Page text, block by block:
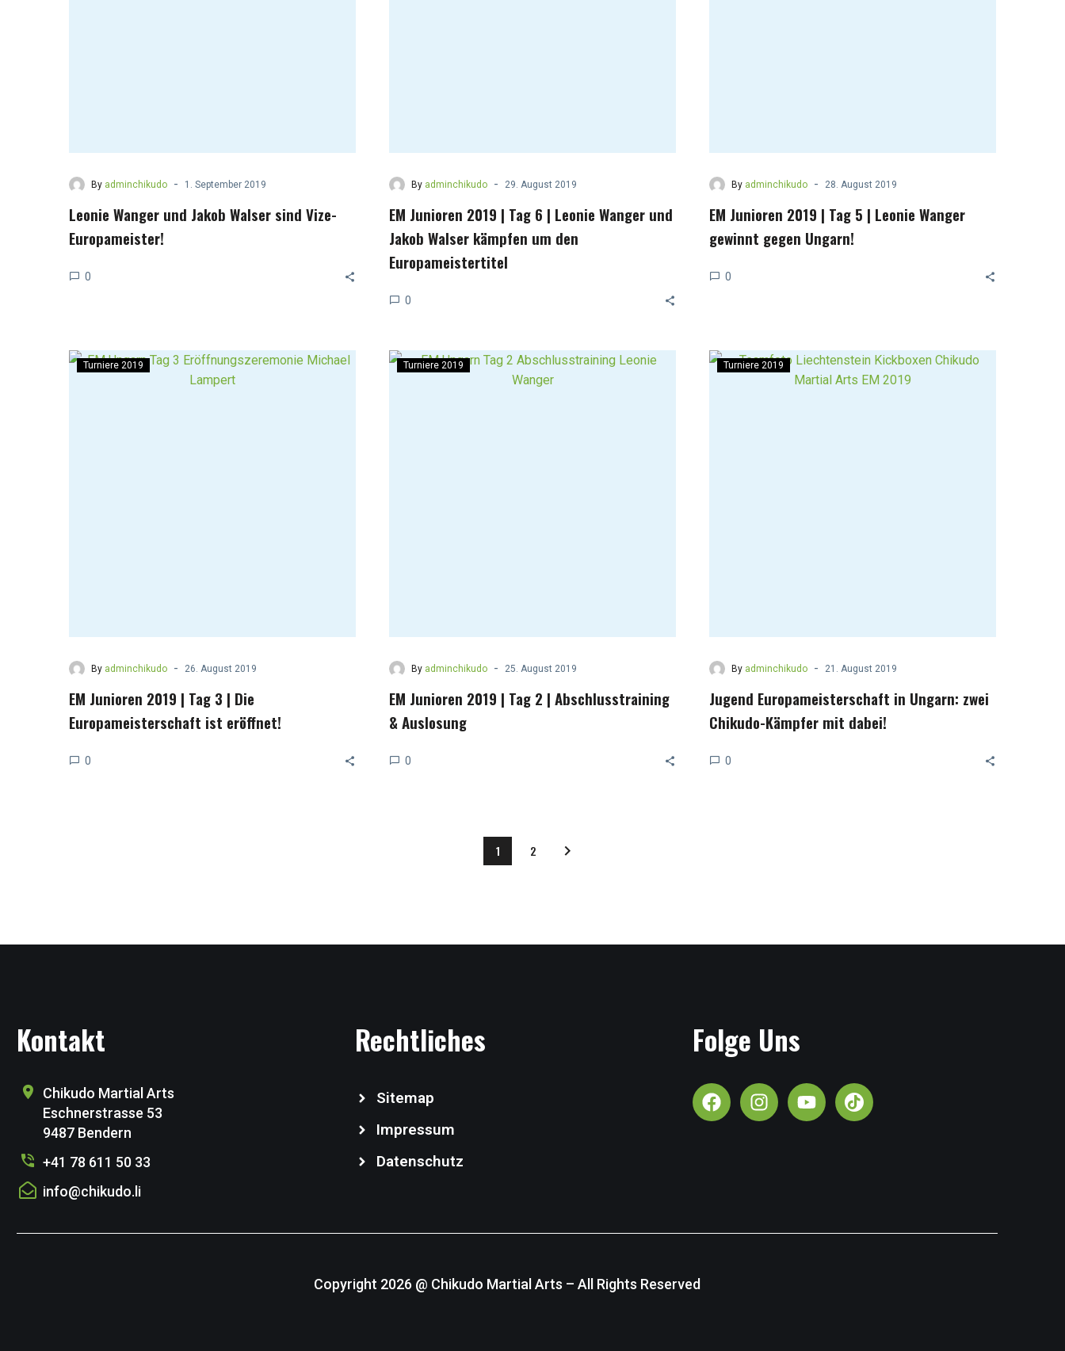
By adminchikudo - 1. September 2019
Leonie Wanger und Jakob Walser sind Vize-
Europameister!
0
By adminchikudo - 29. August 2019
EM Junioren 2019 | Tag 6 | Leonie Wanger und
Jakob Walser kämpfen um den
Europameistertitel
0
By adminchikudo - 28. August 2019
EM Junioren 2019 | Tag 5 | Leonie Wanger
gewinnt gegen Ungarn!
0
Turniere 2019
By adminchikudo - 26. August 2019
EM Junioren 2019 | Tag 3 | Die
Europameisterschaft ist eröffnet!
0
Turniere 2019
By adminchikudo - 25. August 2019
EM Junioren 2019 | Tag 2 | Abschlusstraining
& Auslosung
0
Turniere 2019
By adminchikudo - 21. August 2019
Jugend Europameisterschaft in Ungarn: zwei
Chikudo-Kämpfer mit dabei!
0
1 2
Kontakt
Chikudo Martial Arts
Eschnerstrasse 53
9487 Bendern
+41 78 611 50 33
info@chikudo.li
Rechtliches
Sitemap
Impressum
Datenschutz
Folge Uns
Copyright 2026 @ Chikudo Martial Arts – All Rights Reserved